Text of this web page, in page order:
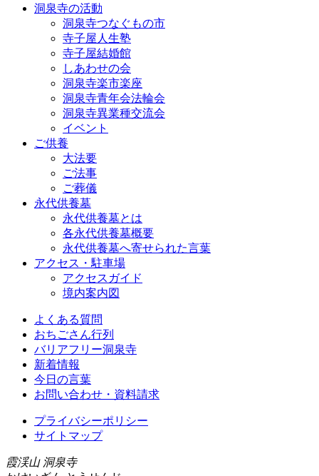
洞泉寺の活動
洞泉寺つなぐもの市
寺子屋人生塾
寺子屋結婚館
しあわせの会
洞泉寺楽市楽座
洞泉寺青年会法輪会
洞泉寺異業種交流会
イベント
ご供養
大法要
ご法事
ご葬儀
永代供養墓
永代供養墓とは
各永代供養墓概要
永代供養墓へ寄せられた言葉
アクセス・駐車場
アクセスガイド
境内案内図
よくある質問
おちごさん行列
バリアフリー洞泉寺
新着情報
今日の言葉
お問い合わせ・資料請求
プライバシーポリシー
サイトマップ
霞渓山 洞泉寺